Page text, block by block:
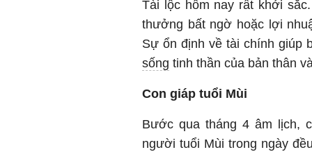
Tài lộc hôm nay rất khởi
thưởng bất ngờ hoặc lợi
Sự ổn định về tài chính giúp
sống tinh thần của bản thân
Con giáp tuổi Mùi
Bước qua tháng 4 âm lịch,
người tuổi Mùi trong ngày